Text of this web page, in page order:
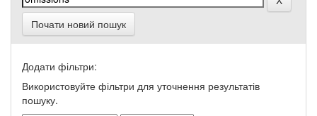
Почати новий пошук
Додати фільтри:
Використовуйте фільтри для уточнення результатів
пошуку.